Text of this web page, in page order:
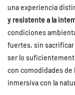
una experiencia
y resistente a la
condiciones
fuertes, sin sacrificar
ser lo
con comodidades de
inmersiva con la